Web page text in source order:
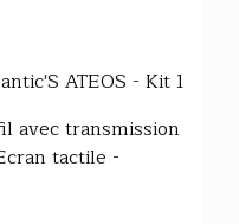
ATEOS - Kit 1
avec transmission
tactile -